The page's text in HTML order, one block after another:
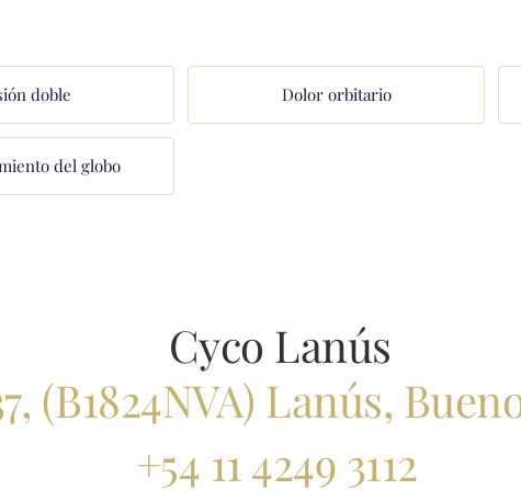
doble Dolor orbitario
del globo
Cyco Lanús
(B1824NVA) Lanús,
+54 11 4249 3112